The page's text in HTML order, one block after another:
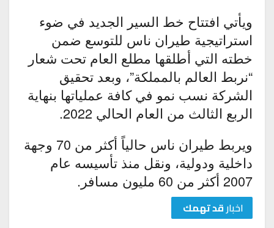
ويأتي افتتاح خط السير الجديد في ضوء
استراتيجية طيران ناس للتوسع ضمن
خطته التي أطلقها مطلع العام تحت شعار
“نربط العالم بالمملكة”، وبعد تحقيق
الشركة نسب نمو في كافة عملياتها بنهاية
الربع الثالث من العام الحالي 2022.
ويربط طيران ناس حالياً أكثر من 70 وجهة
داخلية ودولية، ونقل منذ تأسيسه عام
2007 أكثر من 60 مليون مسافر.
اخبارقد تهمك